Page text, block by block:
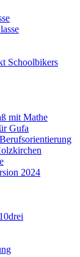
Schoolbikers
mit Mathe
Gufa
2024